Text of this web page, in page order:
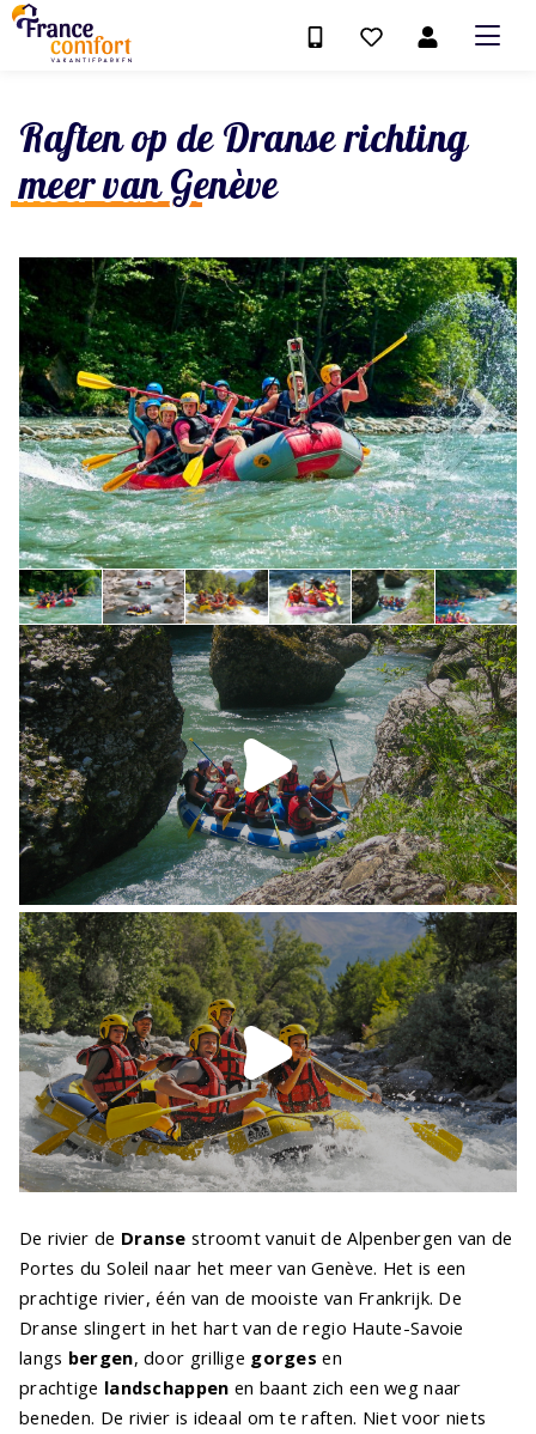
Raften op de Dranse richting
meer van Genève
De rivier de Dranse stroomt vanuit de Alpenbergen van de
Portes du Soleil naar het meer van Genève. Het is een
prachtige rivier, één van de mooiste van Frankrijk. De
Dranse slingert in het hart van de regio Haute-Savoie
langs bergen, door grillige gorges en
prachtige landschappen en baant zich een weg naar
beneden. De rivier is ideaal om te raften. Niet voor niets